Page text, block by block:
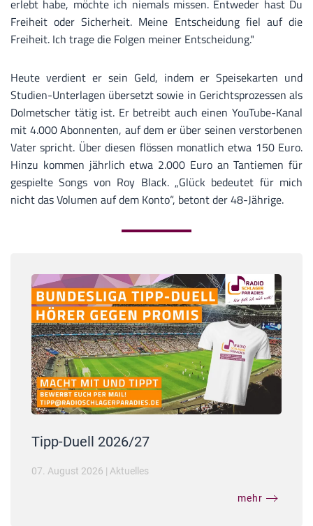
erlebt habe, möchte ich niemals missen. Entweder hast Du
Freiheit oder Sicherheit. Meine Entscheidung fiel auf die
Freiheit. Ich trage die Folgen meiner Entscheidung."
Heute verdient er sein Geld, indem er Speisekarten und
Studien-Unterlagen übersetzt sowie in Gerichtsprozessen als
Dolmetscher tätig ist. Er betreibt auch einen YouTube-Kanal
mit 4.000 Abonnenten, auf dem er über seinen verstorbenen
Vater spricht. Über diesen flössen monatlich etwa 150 Euro.
Hinzu kommen jährlich etwa 2.000 Euro an Tantiemen für
gespielte Songs von Roy Black. „Glück bedeutet für mich
nicht das Volumen auf dem Konto“, betont der 48-Jährige.
Tipp-Duell 2026/27
07. August 2026 | Aktuelles
mehr